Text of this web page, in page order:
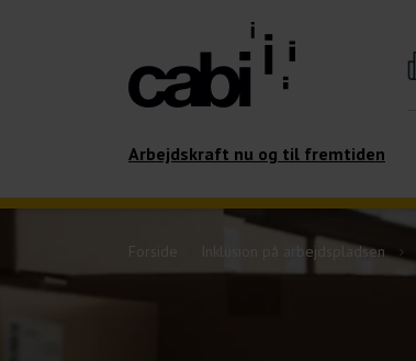
Arbejdskraft nu og til fremtiden
Forside Inklusion på arbejdspladsen